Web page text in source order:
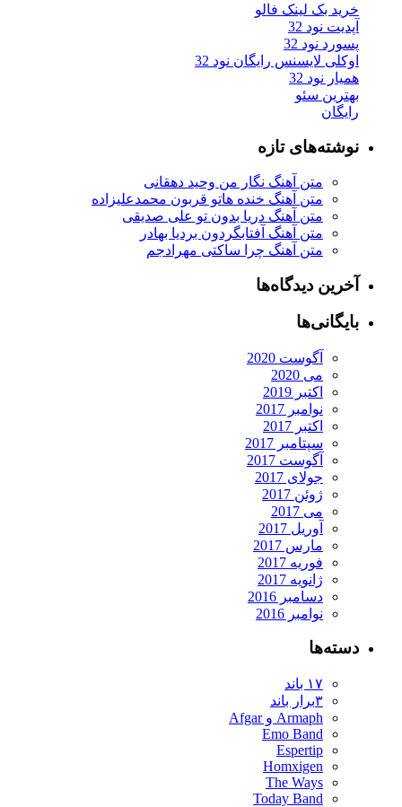
خرید بک لینک فالو
آپدیت نود 32
پسورد نود 32
اوکلی لایسنس رایگان نود 32
همیار نود 32
بهترین سئو
رایگان
نوشته‌های تازه
متن آهنگ نگار من وحید دهقانی
متن آهنگ خنده هاتو قربون محمدعلیزاده
متن آهنگ دریا بدون تو علی صدیقی
متن آهنگ آفتابگردون بردیا بهادر
متن آهنگ چرا ساکتی مهرادجم
آخرین دیدگاه‌ها
بایگانی‌ها
آگوست 2020
می 2020
اکتبر 2019
نوامبر 2017
اکتبر 2017
سپتامبر 2017
آگوست 2017
جولای 2017
ژوئن 2017
می 2017
آوریل 2017
مارس 2017
فوریه 2017
ژانویه 2017
دسامبر 2016
نوامبر 2016
دسته‌ها
۱۷ باند
۳برار باند
Armaph و Afgar
Emo Band
Espertip
Homxigen
The Ways
Today Band